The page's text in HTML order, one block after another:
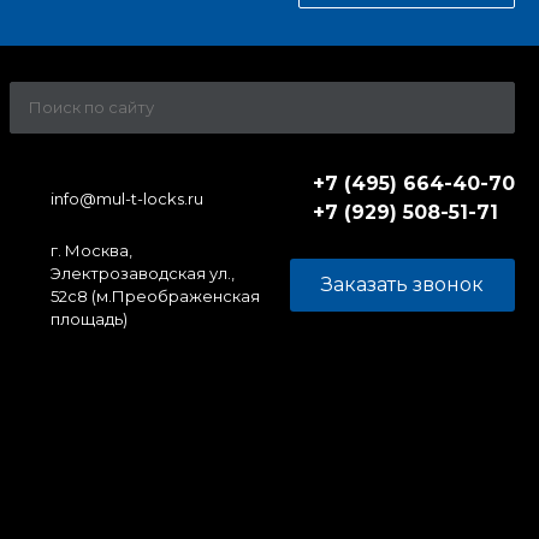
info@mul-t-locks.ru
+7 (495) 664-40-70
+7 (929) 508-51-71
г. Москва,
Электрозаводская ул.,
52c8 (м.Преображенская
площадь)
Заказать звонок